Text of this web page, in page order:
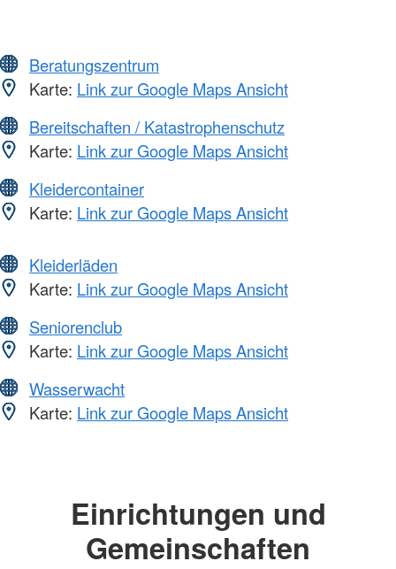
Beratungszentrum
Karte: Link zur Google Maps Ansicht
Bereitschaften / Katastrophenschutz
Karte: Link zur Google Maps Ansicht
Kleidercontainer
Karte: Link zur Google Maps Ansicht
Kleiderläden
Karte: Link zur Google Maps Ansicht
Seniorenclub
Karte: Link zur Google Maps Ansicht
Wasserwacht
Karte: Link zur Google Maps Ansicht
Einrichtungen und
Gemeinschaften